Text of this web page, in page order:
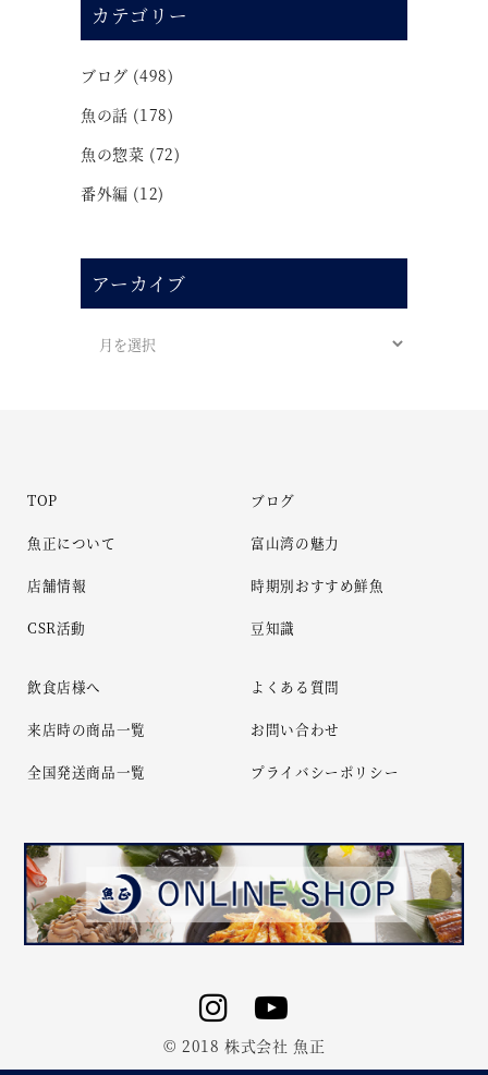
カテゴリー
ブログ (498)
魚の話 (178)
魚の惣菜 (72)
番外編 (12)
アーカイブ
TOP
魚正について
店舗情報
CSR活動
ブログ
富山湾の魅力
時期別おすすめ鮮魚
豆知識
飲食店様へ
来店時の商品一覧
全国発送商品一覧
よくある質問
お問い合わせ
プライバシーポリシー
© 2018 株式会社 魚正